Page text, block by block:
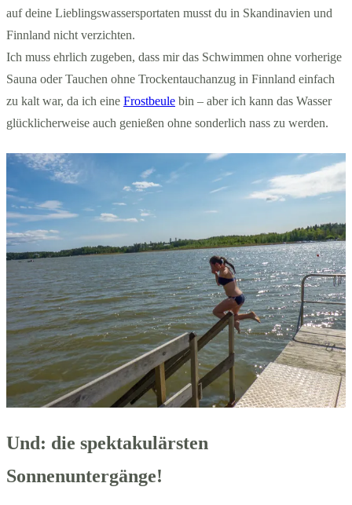
auf deine Lieblingswassersportaten musst du in Skandinavien und
Finnland nicht verzichten.
Ich muss ehrlich zugeben, dass mir das Schwimmen ohne vorherige
Sauna oder Tauchen ohne Trockentauchanzug in Finnland einfach
zu kalt war, da ich eine Frostbeule bin – aber ich kann das Wasser
glücklicherweise auch genießen ohne sonderlich nass zu werden.
Und: die spektakulärsten
Sonnenuntergänge!